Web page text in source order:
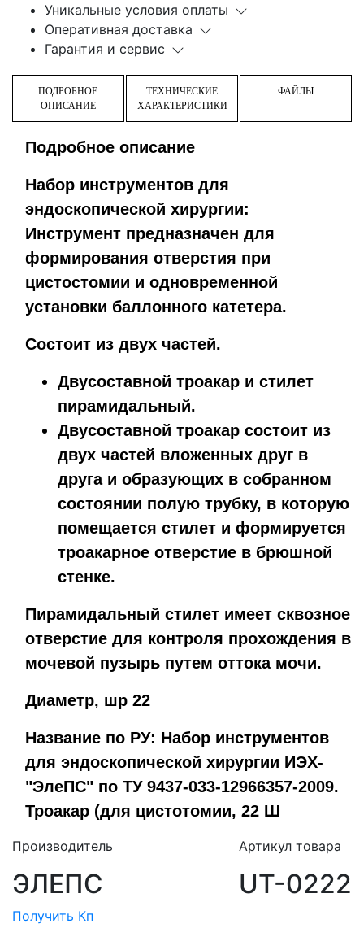
Уникальные условия оплаты
Оперативная доставка
Гарантия и сервис
ПОДРОБНОЕ
ОПИСАНИЕ
ТЕХНИЧЕСКИЕ
ХАРАКТЕРИСТИКИ
ФАЙЛЫ
Подробное описание
Набор инструментов для
эндоскопической хирургии:
Инструмент предназначен для
формирования отверстия при
цистостомии и одновременной
установки баллонного катетера.
Состоит из двух частей.
Двусоставной троакар и стилет
пирамидальный.
Двусоставной троакар состоит из
двух частей вложенных друг в
друга и образующих в собранном
состоянии полую трубку, в которую
помещается стилет и формируется
троакарное отверстие в брюшной
стенке.
Пирамидальный стилет имеет сквозное
отверстие для контроля прохождения в
мочевой пузырь путем оттока мочи.
Диаметр, шр 22
Название по РУ: Набор инструментов
для эндоскопической хирургии ИЭХ-
"ЭлеПС" по ТУ 9437-033-12966357-2009.
Троакар (для цистотомии, 22 Ш
Производитель
ЭЛЕПС
Артикул товара
UT-0222
Получить Кп